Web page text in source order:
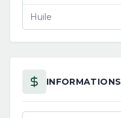
Huile
INFORMATIONS